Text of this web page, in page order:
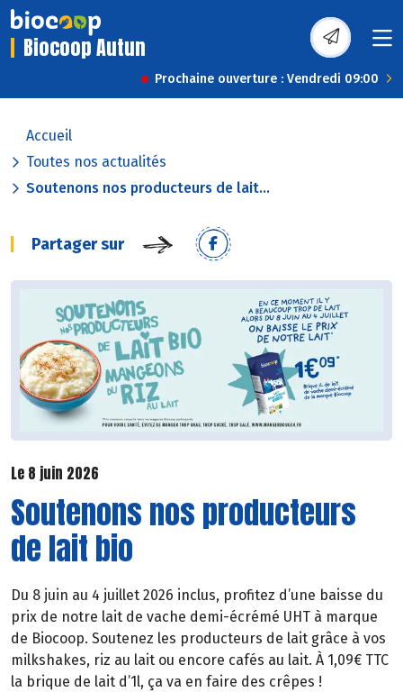
Biocoop Autun
Prochaine ouverture : Vendredi 09:00
Accueil
Toutes nos actualités
Soutenons nos producteurs de lait...
Partager sur
Le 8 juin 2026
Soutenons nos producteurs
de lait bio
Du 8 juin au 4 juillet 2026 inclus, profitez d’une baisse du
prix de notre lait de vache demi-écrémé UHT à marque
de Biocoop. Soutenez les producteurs de lait grâce à vos
milkshakes, riz au lait ou encore cafés au lait. À 1,09€ TTC
la brique de lait d’1l, ça va en faire des crêpes !